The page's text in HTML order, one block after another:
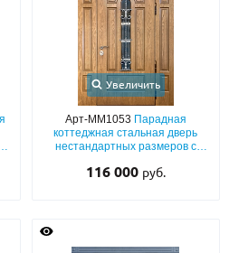
Увеличить
Арт-ММ1053 Парадная
коттеджная стальная дверь
нестандартных размеров с
со шпоном, с ковкой и стеклом
116 000 руб.